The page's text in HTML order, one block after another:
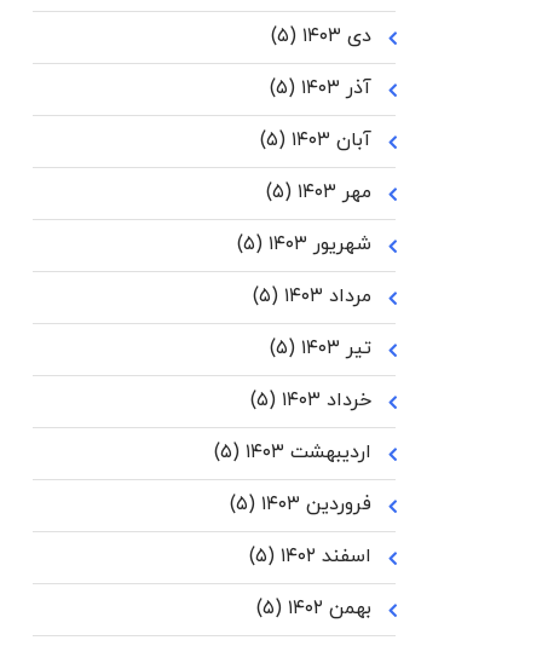
دی ۱۴۰۳
(۵)
آذر ۱۴۰۳
(۵)
آبان ۱۴۰۳
(۵)
مهر ۱۴۰۳
(۵)
شهریور ۱۴۰۳
(۵)
مرداد ۱۴۰۳
(۵)
تیر ۱۴۰۳
(۵)
خرداد ۱۴۰۳
(۵)
اردیبهشت ۱۴۰۳
(۵)
فروردین ۱۴۰۳
(۵)
اسفند ۱۴۰۲
(۵)
بهمن ۱۴۰۲
(۵)